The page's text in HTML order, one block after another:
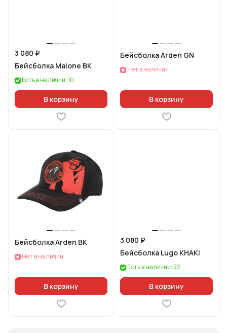
3 080 ₽
Бейсболка Malone BK
Есть в наличии: 10
В корзину
Бейсболка Arden GN
Нет в наличии
В корзину
Бейсболка Arden BK
Нет в наличии
В корзину
3 080 ₽
Бейсболка Lugo KHAKI
Есть в наличии: 22
В корзину